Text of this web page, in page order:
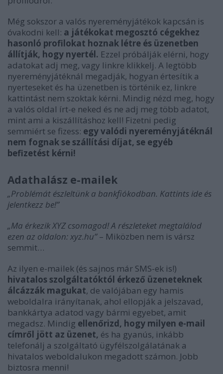
Még sokszor a valós nyereményjátékok kapcsán is
óvakodni kell: a játékokat megosztó cégekhez
hasonló profilokat hoznak létre és üzenetben
állítják, hogy nyertél. Ezzel próbálják elérni, hogy
adatokat adj meg, vagy linkre klikkelj. A legtöbb
nyereményjátéknál megadják, hogyan értesítik a
nyerteseket és ha üzenetben is történik ez, linkre
kattintást nem szoktak kérni. Mindig nézd meg, hogy
a valós oldal írt-e neked és ne adj meg több adatot,
mint ami a kiszállításhoz kell! Fizetni pedig
semmiért se fizess: egy valódi nyereményjátéknál
nem fognak se szállítási díjat, se egyéb
befizetést kérni!
Adathalász e-mailek
„Problémát észleltünk a bankfiókodban. Kattints ide és
jelentkezz be!”
„Ma érkezik XYZ csomagod! A részleteket megtalálod
ezen az oldalon: xyz.hu”– Miközben nem is vársz
semmit…
Az ilyen e-mailek (és sajnos már SMS-ek is!)
hivatalos szolgáltatóktól érkező üzeneteknek
álcázzák magukat, de valójában egy hamis
weboldalra irányítanak, ahol ellopják a jelszavad,
bankkártya adatod vagy bármi egyebet, amit
megadsz. Mindig ellenőrizd, hogy milyen e-mail
címről jött az üzenet, és ha gyanús, inkább
telefonálj a szolgáltató ügyfélszolgálatának a
hivatalos weboldalukon megadott számon. Jobb
biztosra menni!